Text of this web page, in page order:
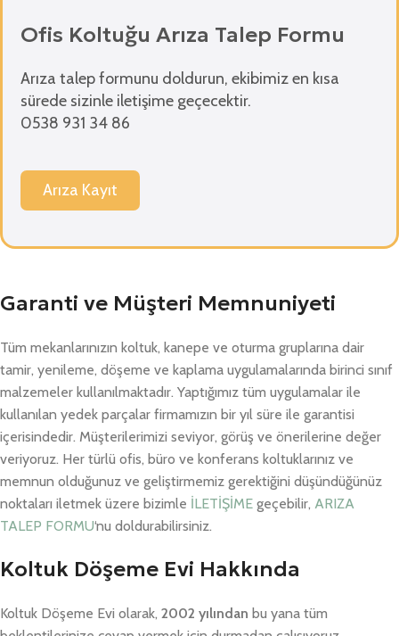
Ofis Koltuğu Arıza Talep Formu
Arıza talep formunu doldurun, ekibimiz en kısa
sürede sizinle iletişime geçecektir.
0538 931 34 86
Arıza Kayıt
Garanti ve Müşteri Memnuniyeti
Tüm mekanlarınızın koltuk, kanepe ve oturma gruplarına dair
tamir, yenileme, döşeme ve kaplama uygulamalarında birinci sınıf
malzemeler kullanılmaktadır. Yaptığımız tüm uygulamalar ile
kullanılan yedek parçalar firmamızın bir yıl süre ile garantisi
içerisindedir. Müşterilerimizi seviyor, görüş ve önerilerine değer
veriyoruz. Her türlü ofis, büro ve konferans koltuklarınız ve
memnun olduğunuz ve geliştirmemiz gerektiğini düşündüğünüz
noktaları iletmek üzere bizimle İLETİŞİME geçebilir, ARIZA
TALEP FORMU‘nu doldurabilirsiniz.
Koltuk Döşeme Evi Hakkında
Koltuk Döşeme Evi olarak, 2002 yılından bu yana tüm